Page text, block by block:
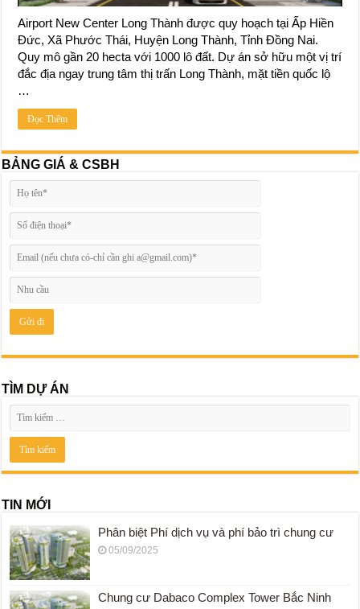
Airport New Center Long Thành được quy hoạch tại Ấp Hiền
Đức, Xã Phước Thái, Huyện Long Thành, Tỉnh Đồng Nai.
Quy mô gần 20 hecta với 1000 lô đất. Dự án sở hữu một vị trí
đắc địa ngay trung tâm thị trấn Long Thành, mặt tiền quốc lộ
…
Đọc Thêm
BẢNG GIÁ & CSBH
TÌM DỰ ÁN
TIN MỚI
Phân biệt Phí dịch vụ và phí bảo trì chung cư
05/09/2025
Chung cư Dabaco Complex Tower Bắc Ninh